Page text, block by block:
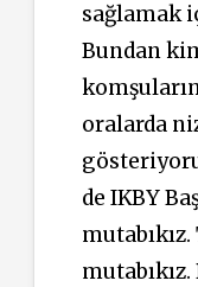
sağlamak
Bundan
oralarda
de IKBY